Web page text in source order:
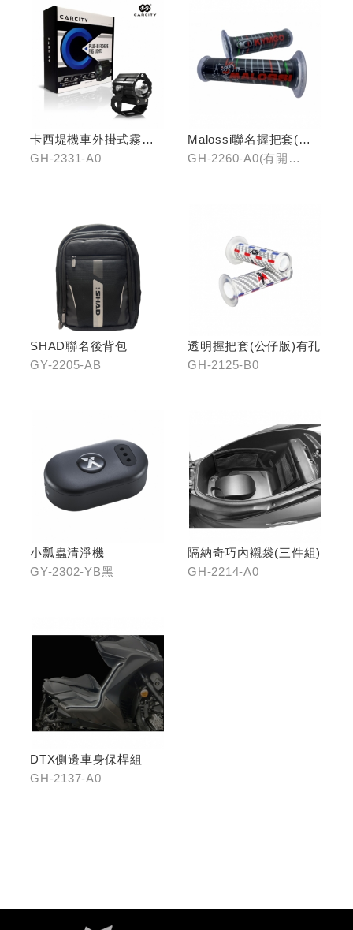
卡西堤機車外掛式霧燈
組(雙燈)
GH-2331-A0
Malossi聯名握把套(有
開口)/(無開口)
GH-2260-A0(有開
SHAD聯名後背包
GY-2205-AB
透明握把套(公仔版)有孔
GH-2125-B0
小瓢蟲清淨機
GY-2302-YB黑
隔納奇巧內襯袋(三件組)
GH-2214-A0
DTX側邊車身保桿組
GH-2137-A0